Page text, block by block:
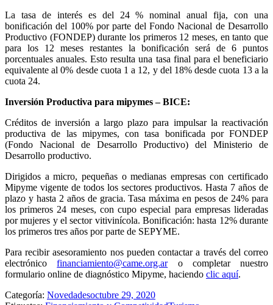
La tasa de interés es del 24 % nominal anual fija, con una
bonificación del 100% por parte del Fondo Nacional de Desarrollo
Productivo (FONDEP) durante los primeros 12 meses, en tanto que
para los 12 meses restantes la bonificación será de 6 puntos
porcentuales anuales. Esto resulta una tasa final para el beneficiario
equivalente al 0% desde cuota 1 a 12, y del 18% desde cuota 13 a la
cuota 24.
Inversión Productiva para mipymes – BICE:
Créditos de inversión a largo plazo para impulsar la reactivación
productiva de las mipymes, con tasa bonificada por FONDEP
(Fondo Nacional de Desarrollo Productivo) del Ministerio de
Desarrollo productivo.
Dirigidos a micro, pequeñas o medianas empresas con certificado
Mipyme vigente de todos los sectores productivos. Hasta 7 años de
plazo y hasta 2 años de gracia. Tasa máxima en pesos de 24% para
los primeros 24 meses, con cupo especial para empresas lideradas
por mujeres y el sector vitivinícola. Bonificación: hasta 12% durante
los primeros tres años por parte de SEPYME.
Para recibir asesoramiento nos pueden contactar a través del correo
electrónicofinanciamiento@came.org.aro completar nuestro
formulario online de diagnóstico Mipyme, haciendo clic aquí.
Categoría: Novedadesoctubre 29, 2020